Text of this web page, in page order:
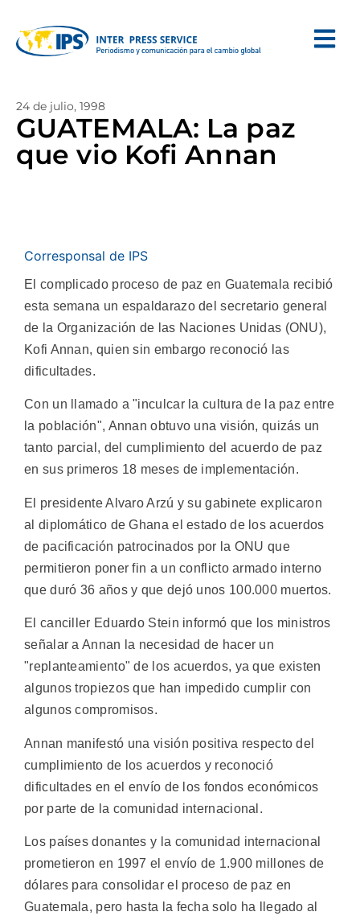
24 de julio, 1998
GUATEMALA: La paz
que vio Kofi Annan
Corresponsal de IPS
El complicado proceso de paz en Guatemala recibió
esta semana un espaldarazo del secretario general
de la Organización de las Naciones Unidas (ONU),
Kofi Annan, quien sin embargo reconoció las
dificultades.
Con un llamado a "inculcar la cultura de la paz entre
la población", Annan obtuvo una visión, quizás un
tanto parcial, del cumplimiento del acuerdo de paz
en sus primeros 18 meses de implementación.
El presidente Alvaro Arzú y su gabinete explicaron
al diplomático de Ghana el estado de los acuerdos
de pacificación patrocinados por la ONU que
permitieron poner fin a un conflicto armado interno
que duró 36 años y que dejó unos 100.000 muertos.
El canciller Eduardo Stein informó que los ministros
señalar a Annan la necesidad de hacer un
"replanteamiento" de los acuerdos, ya que existen
algunos tropiezos que han impedido cumplir con
algunos compromisos.
Annan manifestó una visión positiva respecto del
cumplimiento de los acuerdos y reconoció
dificultades en el envío de los fondos económicos
por parte de la comunidad internacional.
Los países donantes y la comunidad internacional
prometieron en 1997 el envío de 1.900 millones de
dólares para consolidar el proceso de paz en
Guatemala, pero hasta la fecha solo ha llegado al